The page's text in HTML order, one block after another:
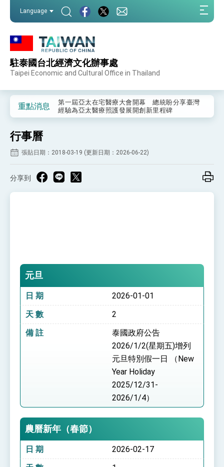
Language
駐泰國台北經濟文化辦事處
Taipei Economic and Cultural Office in Thailand
重點消息
外交部重要言論
事處」，進一步深化台美交流合作
第一屆亞太在宅醫療大會開幕 總統盼分享臺灣
經驗為亞太醫療照護發展開創新里程碑
走向世界 盼與理念相近國家共同維護國際秩序
訪問
總統與五院院長新春茶敘 盼化分歧為團結、為
總統接受「法新社」（AFP）專訪內容
「見證蛻變，分享世界的光華」開幕式，期許數
位轉 型迎向下個50年
總統主持「台美經濟繁榮夥伴對話」記者會 說
明臺美合作三大戰略方向 盼與民主夥伴共同引
領 下一個世代的繁榮
外交部長林佳龍接受印尼「時代雜誌」專訪，闡
述印太安全局勢，籲深化台印尼半導體供應鏈合
外交部長林佳龍午宴歡迎美國聯邦參議員蓋耶哥
外交部長林佳龍接見美國智庫「德國馬歇爾基金
會」訪問團一行，深化跨大西洋戰略夥伴關係
臺美經貿談判獲階段性成果 卓揆期勉爭取時間完
成「臺美對等貿易協定」簽署
利戰略地位 全力支持「臺美對等貿易協定」簽署
外交部與數位發展部攜手合作，整合台灣雄厚數
位實力，達成固邦榮邦目標
行事曆
張貼日期：2018-03-19 (更新日期：2026-06-22)
分享到
元旦
日 期
2026-01-01
天 數
2
備 註
泰國政府公告
2026/1/2(星期五)增列
元旦特別假一日 （New
Year Holiday
2025/12/31-
2026/1/4）
農曆新年（春節）
日 期
2026-02-17